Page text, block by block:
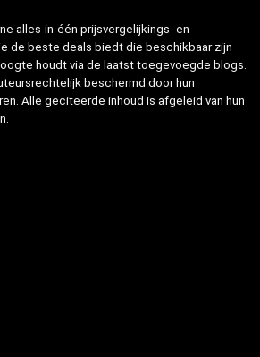
alles-in-één prijsvergelijkings- en
de beste deals biedt die beschikbaar zijn
houdt via de laatst toegevoegde blogs.
beschermd door hun
Alle geciteerde inhoud is afgeleid van hun